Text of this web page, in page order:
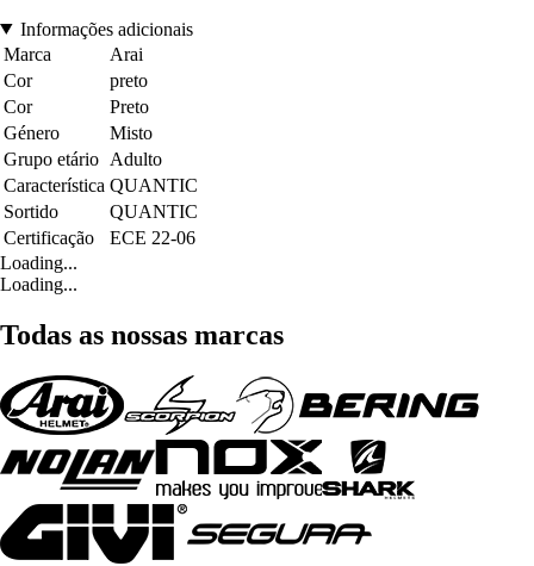
Informações adicionais
Marca
Arai
Cor
preto
Cor
Preto
Género
Misto
Grupo etário Adulto
Característica QUANTIC
Sortido
QUANTIC
Certificação
ECE 22-06
Loading...
Loading...
Todas as nossas marcas